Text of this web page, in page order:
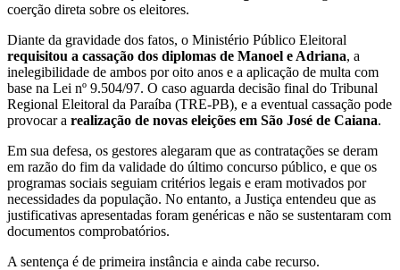
coerção direta sobre os eleitores.
Diante da gravidade dos fatos, o Ministério Público Eleitoral
requisitou a cassação dos diplomas de Manoel e Adriana, a
inelegibilidade de ambos por oito anos e a aplicação de multa com
base na Lei nº 9.504/97. O caso aguarda decisão final do Tribunal
Regional Eleitoral da Paraíba (TRE-PB), e a eventual cassação pode
provocar a realização de novas eleições em São José de Caiana.
Em sua defesa, os gestores alegaram que as contratações se deram
em razão do fim da validade do último concurso público, e que os
programas sociais seguiam critérios legais e eram motivados por
necessidades da população. No entanto, a Justiça entendeu que as
justificativas apresentadas foram genéricas e não se sustentaram com
documentos comprobatórios.
A sentença é de primeira instância e ainda cabe recurso.